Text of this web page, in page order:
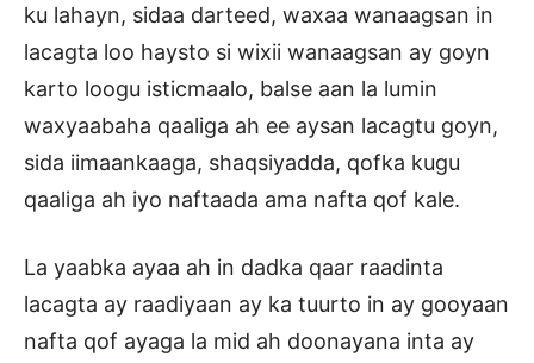
ku lahayn, sidaa darteed, waxaa wanaagsan in
lacagta loo haysto si wixii wanaagsan ay goyn
karto loogu isticmaalo, balse aan la lumin
waxyaabaha qaaliga ah ee aysan lacagtu goyn,
sida iimaankaaga, shaqsiyadda, qofka kugu
qaaliga ah iyo naftaada ama nafta qof kale.
La yaabka ayaa ah in dadka qaar raadinta
lacagta ay raadiyaan ay ka tuurto in ay gooyaan
nafta qof ayaga la mid ah doonayana inta ay